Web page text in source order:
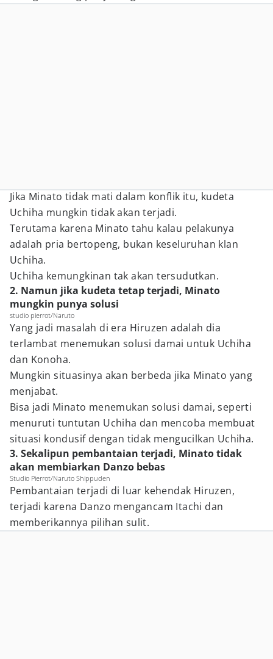
Jika Minato tidak mati dalam konflik itu, kudeta
Uchiha mungkin tidak akan terjadi.
Terutama karena Minato tahu kalau pelakunya
adalah pria bertopeng, bukan keseluruhan klan
Uchiha.
Uchiha kemungkinan tak akan tersudutkan.
2. Namun jika kudeta tetap terjadi, Minato
mungkin punya solusi
studio pierrot/Naruto
Yang jadi masalah di era Hiruzen adalah dia
terlambat menemukan solusi damai untuk Uchiha
dan Konoha.
Mungkin situasinya akan berbeda jika Minato yang
menjabat.
Bisa jadi Minato menemukan solusi damai, seperti
menuruti tuntutan Uchiha dan mencoba membuat
situasi kondusif dengan tidak mengucilkan Uchiha.
3. Sekalipun pembantaian terjadi, Minato tidak
akan membiarkan Danzo bebas
Studio Pierrot/Naruto Shippuden
Pembantaian terjadi di luar kehendak Hiruzen,
terjadi karena Danzo mengancam Itachi dan
memberikannya pilihan sulit.